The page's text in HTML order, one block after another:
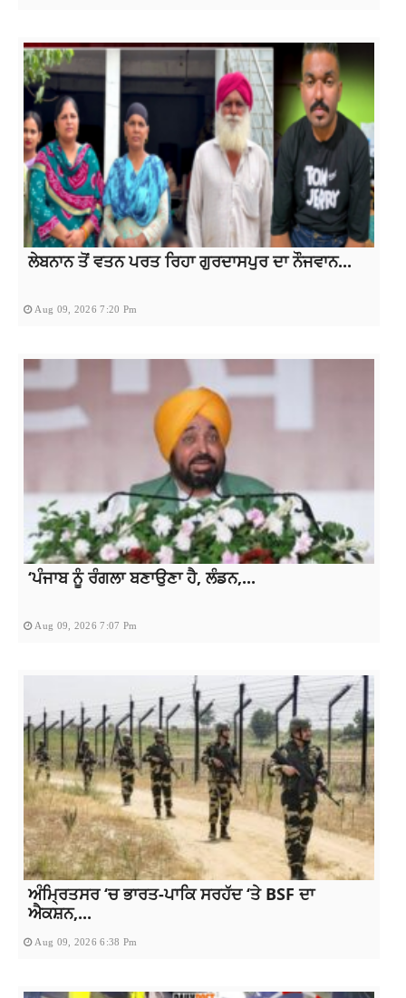
ਲੇਬਨਾਨ ਤੋਂ ਵਤਨ ਪਰਤ ਰਿਹਾ ਗੁਰਦਾਸਪੁਰ ਦਾ ਨੌਜਵਾਨ...
Aug 09, 2026 7:20 Pm
‘ਪੰਜਾਬ ਨੂੰ ਰੰਗਲਾ ਬਣਾਉਣਾ ਹੈ, ਲੰਡਨ,...
Aug 09, 2026 7:07 Pm
ਅੰਮ੍ਰਿਤਸਰ ‘ਚ ਭਾਰਤ-ਪਾਕਿ ਸਰਹੱਦ ‘ਤੇ BSF ਦਾ
ਐਕਸ਼ਨ,...
Aug 09, 2026 6:38 Pm